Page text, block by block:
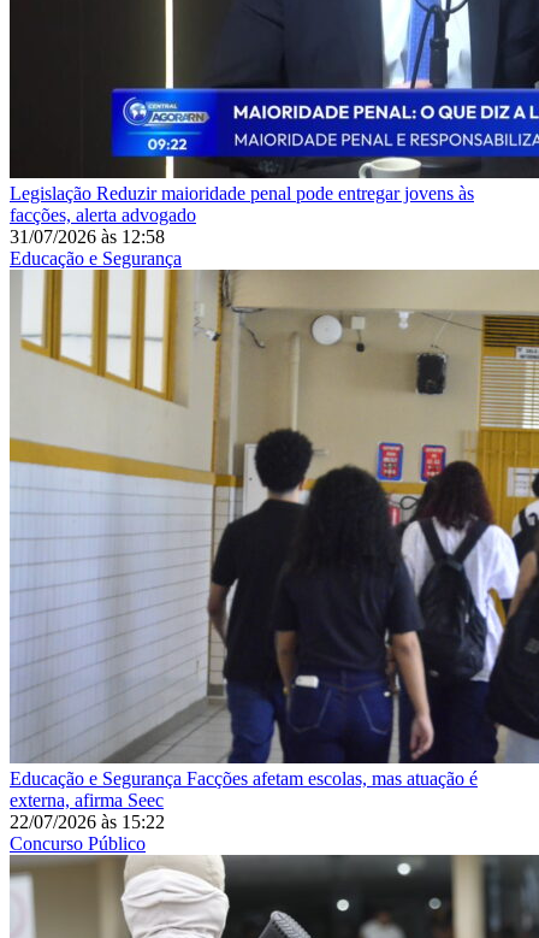
Legislação Reduzir maioridade penal pode entregar jovens às
facções, alerta advogado
31/07/2026 às 12:58
Educação e Segurança
Educação e Segurança Facções afetam escolas, mas atuação é
externa, afirma Seec
22/07/2026 às 15:22
Concurso Público